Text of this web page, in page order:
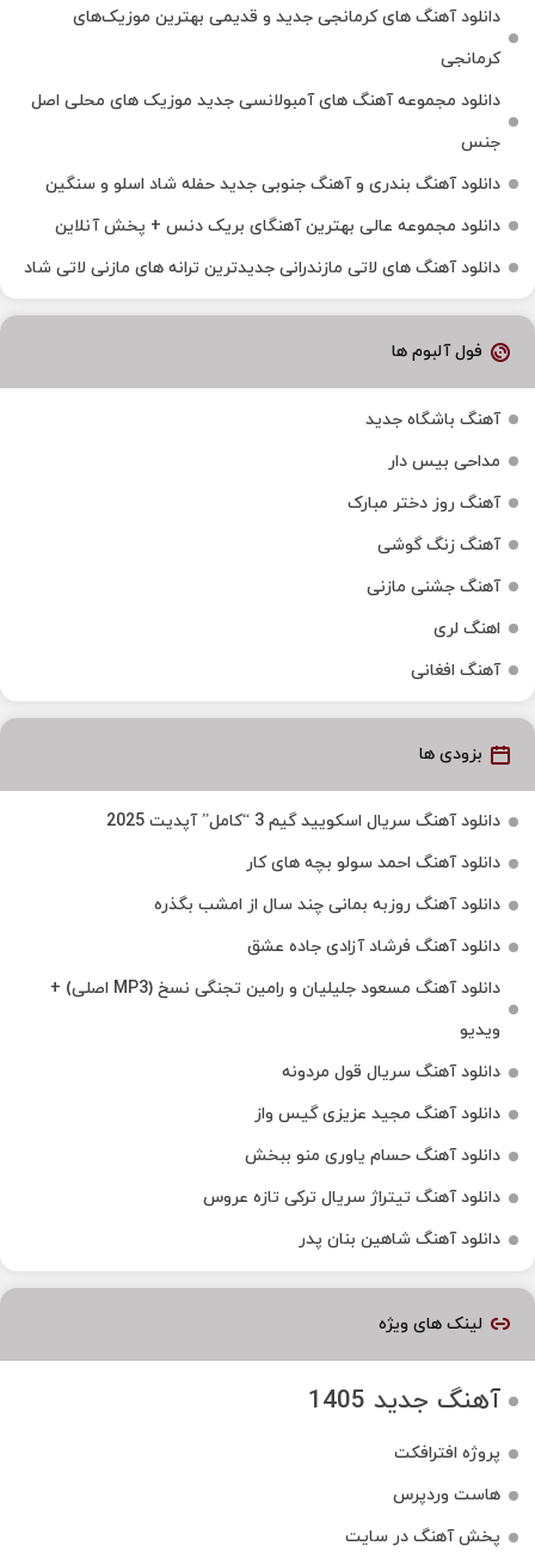
دانلود آهنگ‌ های کرمانجی جدید و قدیمی بهترین موزیک‌های
کرمانجی
دانلود مجموعه آهنگ های آمبولانسی جدید موزیک های محلی اصل
جنس
دانلود آهنگ بندری و آهنگ جنوبی جدید حفله شاد اسلو و سنگین
دانلود مجموعه عالی بهترین آهنگای بریک دنس + پخش آنلاین
دانلود آهنگ‌ های لاتی مازندرانی جدیدترین ترانه های مازنی لاتی شاد
فول آلبوم ها
آهنگ باشگاه جدید
مداحی بیس دار
آهنگ روز دختر مبارک
آهنگ زنگ گوشی
آهنگ جشنی مازنی
اهنگ لری
آهنگ افغانی
بزودی ها
دانلود آهنگ سریال اسکویید گیم 3 “کامل” آپدیت 2025
دانلود آهنگ احمد سولو بچه های کار
دانلود آهنگ روزبه بمانی چند سال از امشب بگذره
دانلود آهنگ فرشاد آزادی جاده عشق
دانلود آهنگ مسعود جلیلیان و رامین تجنگی نسخ (MP3 اصلی) +
ویدیو
دانلود آهنگ سریال قول مردونه
دانلود آهنگ مجید عزیزی گیس واز
دانلود آهنگ حسام یاوری منو ببخش
دانلود آهنگ تیتراژ سریال ترکی تازه عروس
دانلود آهنگ شاهین بنان پدر
لینک های ویژه
آهنگ جدید 1405
پروژه افترافکت
هاست وردپرس
پخش آهنگ در سایت